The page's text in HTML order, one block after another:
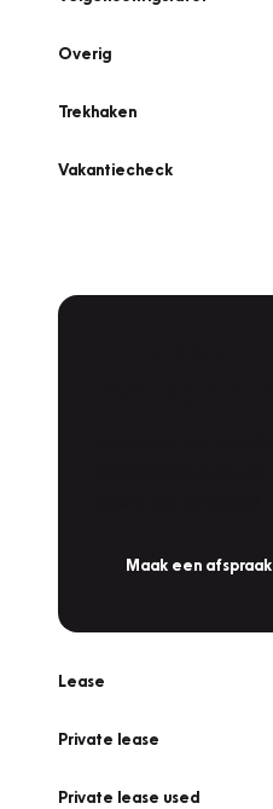
Overig
Trekhaken
Vakantiecheck
Maak een afspraak
Lease
Private lease
Private lease used